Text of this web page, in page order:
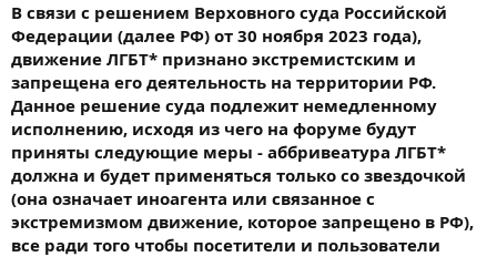
В связи с решением Верховного суда Российской
Федерации (далее РФ) от 30 ноября 2023 года),
движение ЛГБТ* признано экстремистским и
запрещена его деятельность на территории РФ.
Данное решение суда подлежит немедленному
исполнению, исходя из чего на форуме будут
приняты следующие меры - аббривеатура ЛГБТ*
должна и будет применяться только со звездочкой
(она означает иноагента или связанное с
экстремизмом движение, которое запрещено в РФ),
все ради того чтобы посетители и пользователи